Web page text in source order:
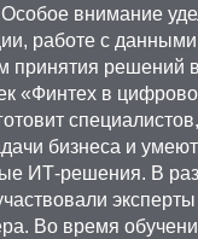
внимание
работе с данными
принятия решений
«Финтех в
бизнеса и
ИТ-решения. В
Во время